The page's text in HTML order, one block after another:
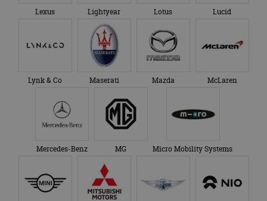
Lexus Lightyear Lotus Lucid
Lynk & Co Maserati Mazda McLaren
Mercedes-Benz MG Micro Mobility Systems